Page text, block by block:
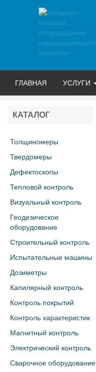
ГЛАВНАЯ УСЛУГИ
КАТАЛОГ
Толщиномеры
Твердомеры
Дефектоскопы
Тепловой контроль
Визуальный контроль
Геодезическое
оборудование
Строительный контроль
Испытательные машины
Дозиметры
Капилярный контроль
Контроль покрытий
Контроль характеристик
Магнитный контроль
Электрический контроль
Сварочное оборудование